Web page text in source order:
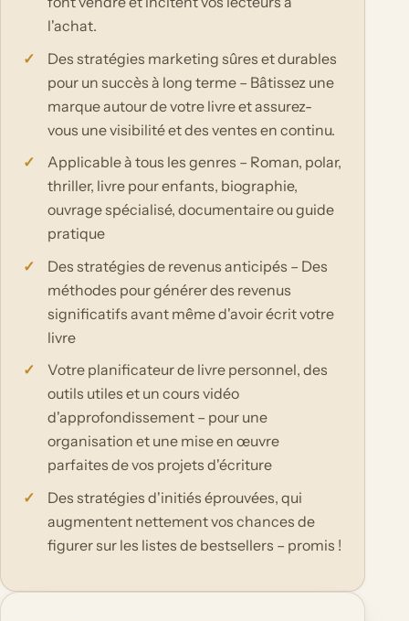
l'achat.
Des stratégies marketing sûres et durables
pour un succès à long terme – Bâtissez une
marque autour de votre livre et assurez-
vous une visibilité et des ventes en continu.
Applicable à tous les genres – Roman, polar,
thriller, livre pour enfants, biographie,
ouvrage spécialisé, documentaire ou guide
pratique
Des stratégies de revenus anticipés – Des
méthodes pour générer des revenus
significatifs avant même d'avoir écrit votre
livre
Votre planificateur de livre personnel, des
outils utiles et un cours vidéo
d'approfondissement – pour une
organisation et une mise en œuvre
parfaites de vos projets d'écriture
Des stratégies d'initiés éprouvées, qui
augmentent nettement vos chances de
figurer sur les listes de bestsellers – promis !